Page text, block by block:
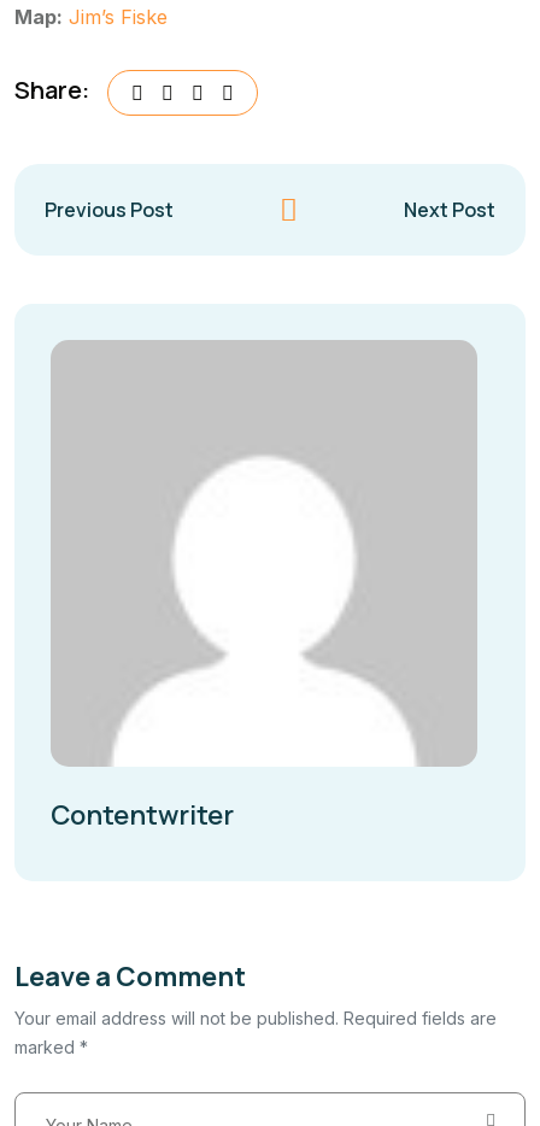
Map: Jim’s Fiske
Share:
Previous Post Next Post
Contentwriter
Leave a Comment
Your email address will not be published. Required fields are
marked *